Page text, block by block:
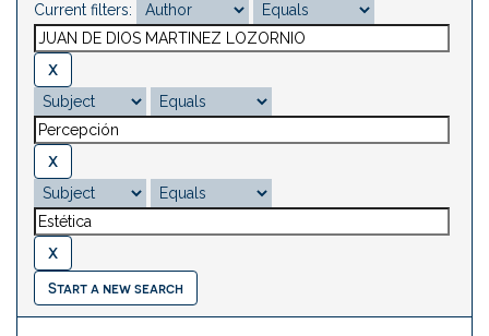
Current filters:
Start a new search